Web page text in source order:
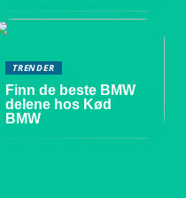
TRENDER
Finn de beste BMW
delene hos Kød
BMW